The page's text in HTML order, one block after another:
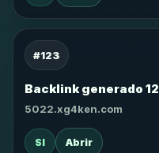
#123
Backlink generado
5022.xg4ken.com
SI Abrir